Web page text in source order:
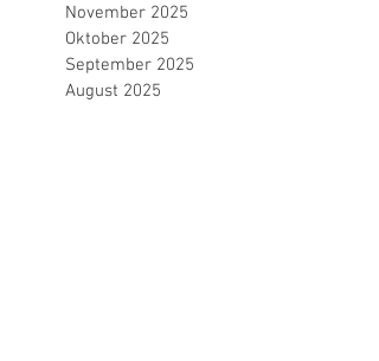
November 2025
Oktober 2025
September 2025
August 2025